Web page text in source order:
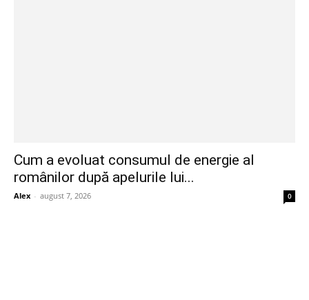
Cum a evoluat consumul de energie al
românilor după apelurile lui...
Alex - august 7, 2026 0